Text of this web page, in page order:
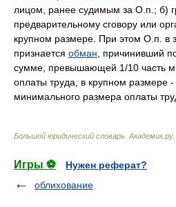
лицом, ранее судимым за О.п.; б)
предварительному сговору или
крупном размере. При этом О.п. в
признается обман , причинивший
сумме, превышающей 1/10 часть
оплаты труда, в крупном размере
минимального размера оплаты
Большой юридический словарь Академик.ру.
Игры ⚽
Нужен реферат?
облихование